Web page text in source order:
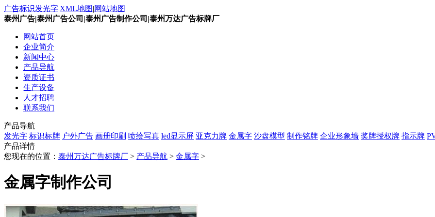
广告标识发光字|XML地图|网站地图
泰州广告|泰州广告公司|泰州广告制作公司|泰州万达广告标牌厂
网站首页
企业简介
新闻中心
产品导航
资质证书
生产设备
人才招聘
联系我们
产品导航
发光字 标识标牌 户外广告 画册印刷 喷绘写真 led显示屏 亚克力牌 金属字 沙盘模型 制作铭牌 企业形象墙 奖牌授权牌 指示牌
产品详情
您现在的位置： 泰州万达广告标牌厂 > 产品导航 > 金属字 >
金属字制作公司